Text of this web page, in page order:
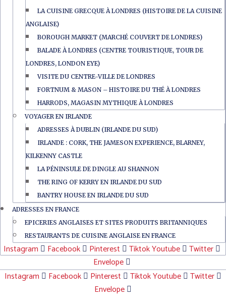
LA CUISINE GRECQUE À LONDRES (HISTOIRE DE LA CUISINE
ANGLAISE)
BOROUGH MARKET (MARCHÉ COUVERT DE LONDRES)
BALADE À LONDRES (CENTRE TOURISTIQUE, TOUR DE
LONDRES, LONDON EYE)
VISITE DU CENTRE-VILLE DE LONDRES
FORTNUM & MASON – HISTOIRE DU THÉ À LONDRES
HARRODS, MAGASIN MYTHIQUE À LONDRES
VOYAGER EN IRLANDE
ADRESSES À DUBLIN (IRLANDE DU SUD)
IRLANDE : CORK, THE JAMESON EXPERIENCE, BLARNEY,
KILKENNY CASTLE
LA PÉNINSULE DE DINGLE AU SHANNON
THE RING OF KERRY EN IRLANDE DU SUD
BANTRY HOUSE EN IRLANDE DU SUD
ADRESSES EN FRANCE
EPICERIES ANGLAISES ET SITES PRODUITS BRITANNIQUES
RESTAURANTS DE CUISINE ANGLAISE EN FRANCE
Instagram Facebook Pinterest TiktokYoutube
Twitter
Envelope
Instagram
Facebook Pinterest TiktokYoutube
Twitter
Envelope